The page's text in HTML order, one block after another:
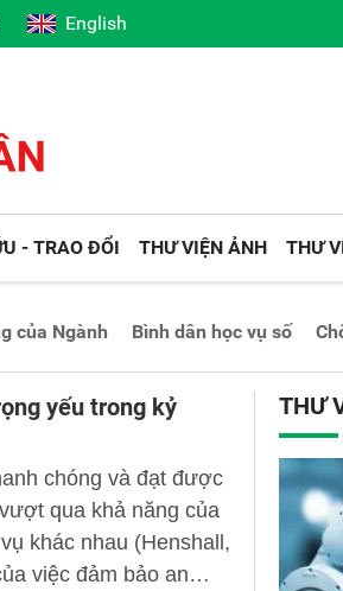
English
- TRAO ĐỔI THƯ VIỆN ẢNH THƯ
của Ngành Bình dân học vụ số
yếu trong kỷ
chóng và đạt được
qua khả năng của
khác nhau (Henshall,
việc đảm bảo an
THƯ